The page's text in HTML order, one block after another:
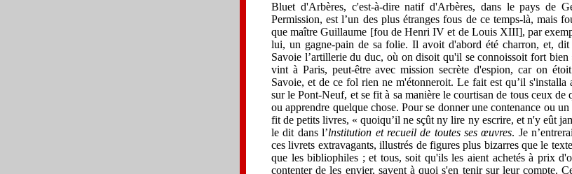
Bluet d'Arbères, c'est-à-dire natif d'Arbères, dans le pays de
Permission, est l’un des plus étranges fous de ce temps-là, mais
que maître Guillaume [fou de Henri IV et de Louis XIII], par
lui, un gagne-pain de sa folie. Il avoit d'abord été charron, et,
Savoie l’artillerie du duc, où on disoit qu'il se connoissoit fort bien
vint à Paris, peut-être avec mission secrète d'espion, car on
Savoie, et de ce fol rien ne m'étonneroit. Le fait est qu’il s'installa
sur le Pont-Neuf, et se fit à sa manière le courtisan de tous ceux
ou apprendre quelque chose. Pour se donner une contenance ou
fit de petits livres, « quoiqu’il ne sçût ny lire ny escrire, et n'y eût
le dit dans l’lnstitution et recueil de toutes ses œuvres. Je
ces livrets extravagants, illustrés de figures plus bizarres que le
que les bibliophiles ; et tous, soit qu'ils les aient achetés à prix
contenter de les envier, savent à quoi s'en tenir sur leur compte.